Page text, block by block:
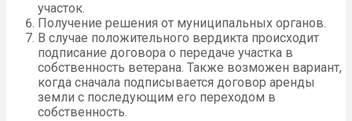
участок.
Получение решения от муниципальных органов.
В случае положительного вердикта происходит
подписание договора о передаче участка в
собственность ветерана. Также возможен вариант,
когда сначала подписывается договор аренды
земли с последующим его переходом в
собственность.